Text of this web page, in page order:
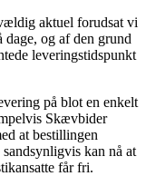
aktuel forudsat vi
og af den grund
leveringstidspunkt
på blot en enkelt
Skævbider
at bestillingen
kan nå at
får fri.